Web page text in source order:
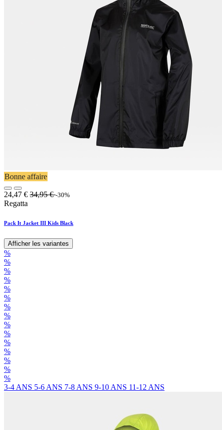
Bonne affaire
24,47 € 34,95€ -30%
Regatta
Pack It Jacket III Kids Black
Afficher les variantes
%
%
%
%
%
%
%
%
%
%
%
%
%
%
%
3-4 ANS 5-6 ANS 7-8 ANS 9-10 ANS 11-12 ANS